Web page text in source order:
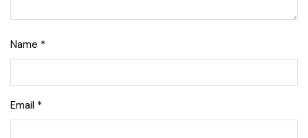
Name *
Email *